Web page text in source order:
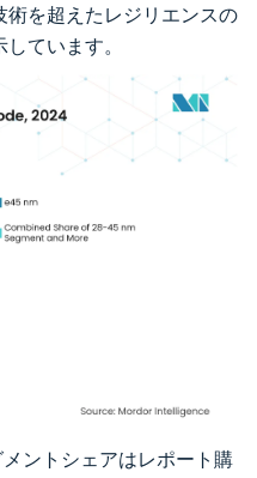
術を超えたレジリエンスの
ています。
BY 4.0の表示が必要です。
ントシェアはレポート購